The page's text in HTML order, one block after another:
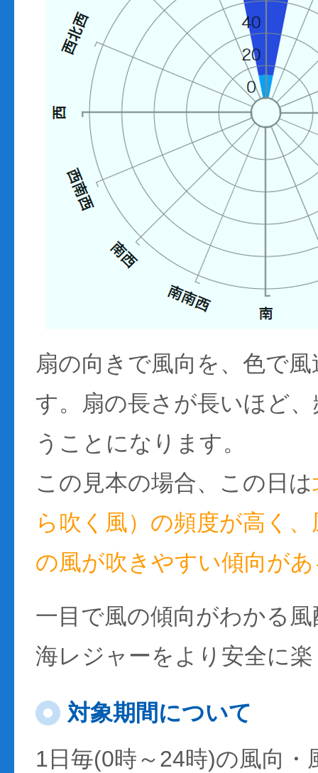
扇の向きで風向を、色で
す。扇の長さが長いほど
うことになります。
この見本の場合、この日は
ら吹く風）の頻度が高く
の風が吹きやすい傾向が
一目で風の傾向がわかる
海レジャーをより安全に
対象期間について
1日毎(0時～24時)の風向・